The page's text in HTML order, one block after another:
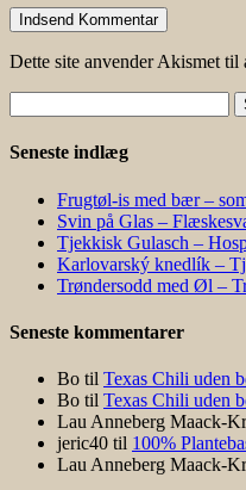
Dette site anvender Akismet til
efter:
Seneste indlæg
Frugtøl-is med bær –
Svin på Glas –
Tjekkisk Gulasch –
Karlovarský knedlík –
Trøndersodd med Øl –
Seneste kommentarer
Bo til Texas Chili uden
Bo til Texas Chili uden
Lau Anneberg Maack-
jeric40 til 100%
Lau Anneberg Maack-